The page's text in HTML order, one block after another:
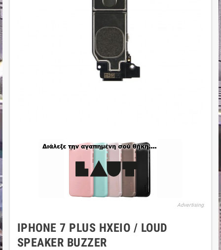
Advertising
IPHONE 7 PLUS ΗΧΕΊΟ / LOUD
SPEAKER BUZZER